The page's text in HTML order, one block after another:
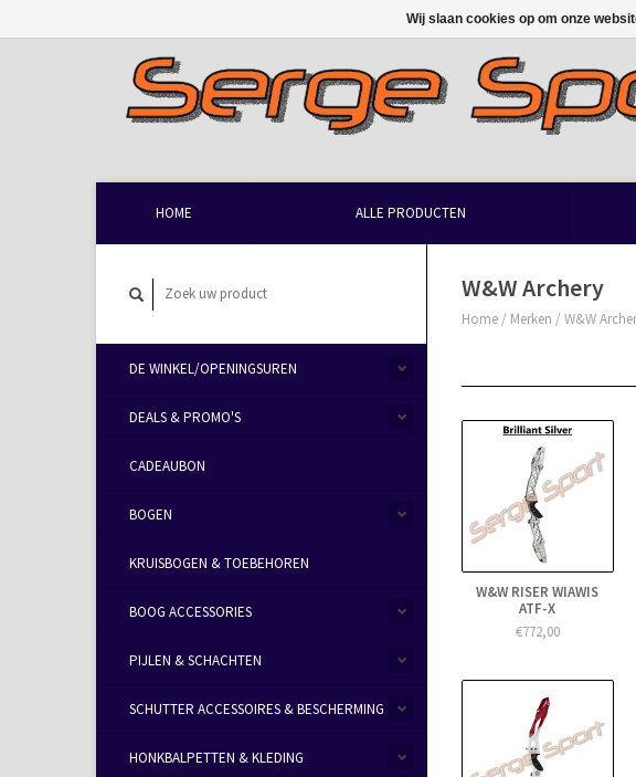
HOME ALLE PRODUCTEN
DE WINKEL/OPENINGSUREN
DEALS & PROMO'S
CADEAUBON
BOGEN
KRUISBOGEN & TOEBEHOREN
BOOG ACCESSORIES
PIJLEN & SCHACHTEN
SCHUTTER ACCESSOIRES & BESCHERMING
HONKBALPETTEN & KLEDING
W&W Archery
Home / Merken / W&W
W&W RISER WIAWIS
ATF-X
€772,00
Wij slaan cookies op om onze